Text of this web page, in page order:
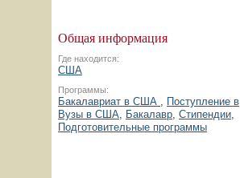
Общая информация
Где находится:
США
Программы:
Бакалавриат в США , Поступление в
Вузы в США, Бакалавр, Стипендии,
Подготовительные программы